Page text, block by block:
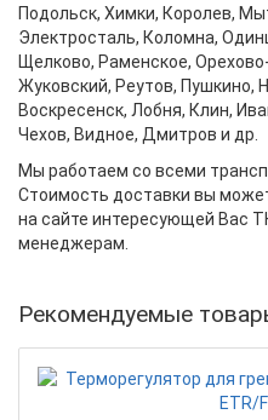
Подольск, Химки, Королев,
Электросталь, Коломна,
Щелково, Раменское,
Жуковский, Реутов, Пушкино,
Воскресенск, Лобня, Клин,
Чехов, Видное, Дмитров и др.
Мы работаем со всеми
Стоимость доставки вы
на сайте интересующей Вас
менеджерам.
Рекомендуемые